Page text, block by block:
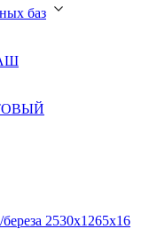
баз
2530х1265х16